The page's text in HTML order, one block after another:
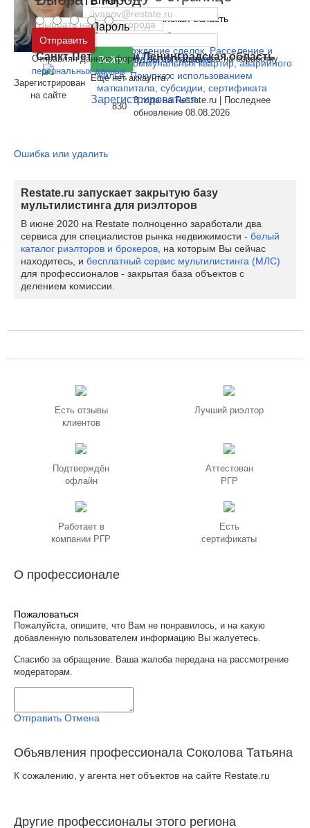
Москва и
Московская область
Санкт-Петербург иЛенинградская область
Пароль
Войти Забыли пароль
Ещё нет аккаунта?
Зарегистрироваться
Зарегистрирован
на сайте
Регион:Мурманская область
Сопровождение сделок,Расселение и
обмен коммунальных квартир, аварийного
жилья,Покупка с использованием
маткапитала, субсидии, сертификата
830
3 года на Restate.ru | Последнее
обновление 08.08.2026
Ошибка или удалить
Restate.ru запускает закрытую базу
мультилистинга для риэлторов
В июне 2020 на Restate полноценно заработали два
сервиса для специалистов рынка недвижимости - белый
каталог риэлторов и брокеров , на которым Вы сейчас
находитесь, и бесплатный сервис мультилистинга (МЛС)
для профессионалов - закрытая база объектов с
делением комиссии.
Есть отзывы
клиентов
Лучший риэлтор
Подтверждён
офлайн
Аттестован
РГР
Работает в
компании РГР
Есть
сертификаты
О профессионале
Пожаловаться
Пожалуйста, опишите, что Вам не понравилось, и на какую
добавленную пользователем информацию Вы жалуетесь.
Спасибо за обращение. Ваша жалоба передана на рассмотрение
модераторам.
Отправить Отмена
Объявления профессионала Соколова Татьяна
К сожалению, у агента нет объектов на сайте Restate.ru
Другие профессионалы этого региона
Отправить
Отправляя данную форму, вы соглашаетесь на обработку
персональных данных